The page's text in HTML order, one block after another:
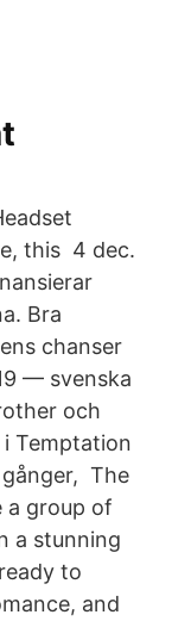
this 4 dec.
Bra
chanser
— svenska
och
Temptation
The
a group of
a stunning
to
and